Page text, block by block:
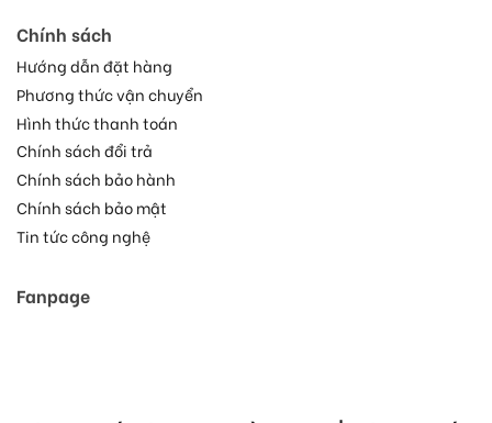
Chính sách
Hướng dẫn đặt hàng
Phương thức vận chuyển
Hình thức thanh toán
Chính sách đổi trả
Chính sách bảo hành
Chính sách bảo mật
Tin tức công nghệ
Fanpage